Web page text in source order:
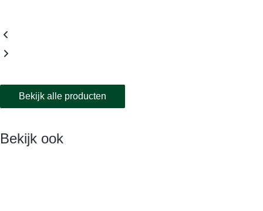
Bekijk alle producten
Bekijk ook